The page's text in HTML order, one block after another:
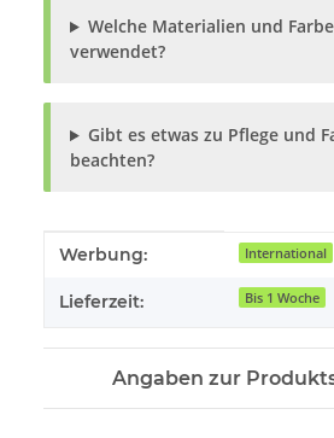
Welche Materialien und
verwendet?
Gibt es etwas zu Pflege und
beachten?
Produkteigenschaft
Wert
Werbung: International
Lieferzeit: Bis 1 Woche
Angaben zur